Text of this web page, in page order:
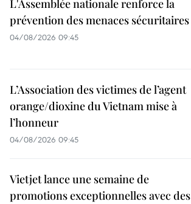
L'Assemblée nationale renforce la
prévention des menaces sécuritaires
04/08/2026 09:45
L’Association des victimes de l’agent
orange/dioxine du Vietnam mise à
l’honneur
04/08/2026 09:45
Vietjet lance une semaine de
promotions exceptionnelles avec des